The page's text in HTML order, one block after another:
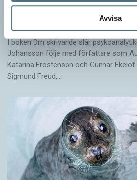
Avvisa
Egna tankar om andras
LÄSVÄRT
I boken Om skrivande slår
Johansson följe med författare som
Katarina Frostenson och Gunnar
Sigmund Freud,…